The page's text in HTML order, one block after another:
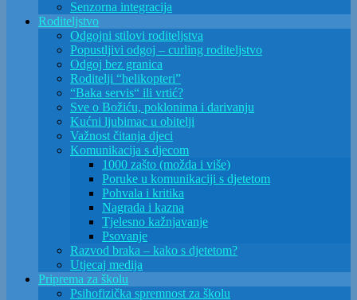
Senzorna integracija
Roditeljstvo
Odgojni stilovi roditeljstva
Popustljivi odgoj – curling roditeljstvo
Odgoj bez granica
Roditelji “helikopteri”
“Baka servis“ ili vrtić?
Sve o Božiću, poklonima i darivanju
Kućni ljubimac u obitelji
Važnost čitanja djeci
Komunikacija s djecom
1000 zašto (možda i više)
Poruke u komunikaciji s djetetom
Pohvala i kritika
Nagrada i kazna
Tjelesno kažnjavanje
Psovanje
Razvod braka – kako s djetetom?
Utjecaj medija
Priprema za školu
Psihofizička spremnost za školu